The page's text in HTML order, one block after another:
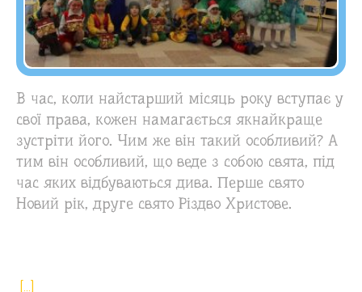
В час, коли найстарший місяць року вступає у
свої права, кожен намагається якнайкраще
зустріти його. Чим же він такий особливий? А
тим він особливий, що веде з собою свята, під
час яких відбуваються дива. Перше свято
Новий рік, друге свято Різдво Христове.
[…]